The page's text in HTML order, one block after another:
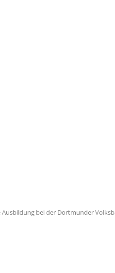
bei der Dortmunder